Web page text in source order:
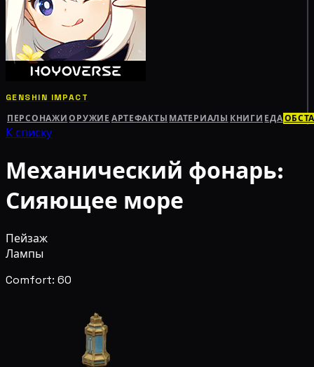
GENSHIN IMPACT
ПЕРСОНАЖИ ОРУЖИЕ АРТЕФАКТЫ МАТЕРИАЛЫ КНИГИ ЕДА
К списку
Механический фонарь:
Сияющее море
Пейзаж
Лампы
Comfort: 60